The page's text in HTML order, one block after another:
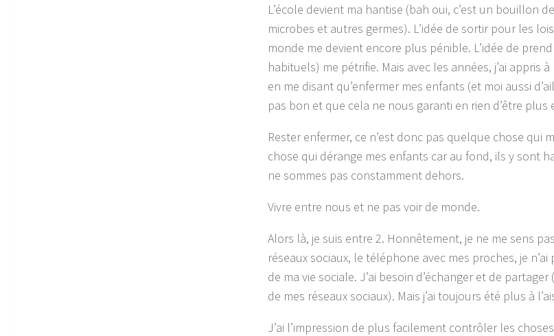
L’école devient ma hantise (bah oui, c’est un bouillon
microbes et autres germes). L’idée de sortir pour les
monde me devient encore plus pénible. L’idée de
habituels) me pétrifie. Mais avec les années, j’ai appris
en me disant qu’enfermer mes enfants (et moi aussi
pas bon et que cela ne nous garanti en rien d’être plus
Rester enfermer, ce n’est donc pas quelque chose qui
chose qui dérange mes enfants car au fond, ils y sont
ne sommes pas constamment dehors.
Vivre entre nous et ne pas voir de monde.
Alors là, je suis entre 2. Honnêtement, je ne me sens
réseaux sociaux, le téléphone avec mes proches, je n’ai
de ma vie sociale. J’ai besoin d’échanger et de
de mes réseaux sociaux). Mais j’ai toujours été plus à
J’ai l’impression de plus facilement contrôler les